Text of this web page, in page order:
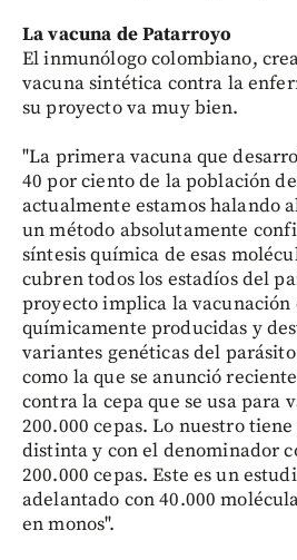
La vacuna de Patarroyo
El inmunólogo colombiano,
vacuna sintética contra la
su proyecto va muy bien.
"La primera vacuna que
40 por ciento de la población
actualmente estamos halando
un método absolutamente
síntesis química de esas
cubren todos los estadíos del
proyecto implica la vacunación
químicamente producidas y
variantes genéticas del
como la que se anunció
contra la cepa que se usa para
200.000 cepas. Lo nuestro
distinta y con el denominador
200.000 cepas. Este es un
adelantado con 40.000
en monos".